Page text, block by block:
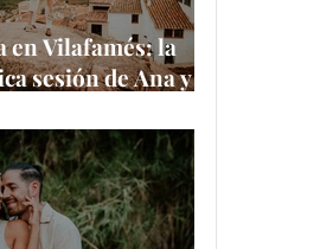
en Vilafamés: la
sesión de Ana y
de España